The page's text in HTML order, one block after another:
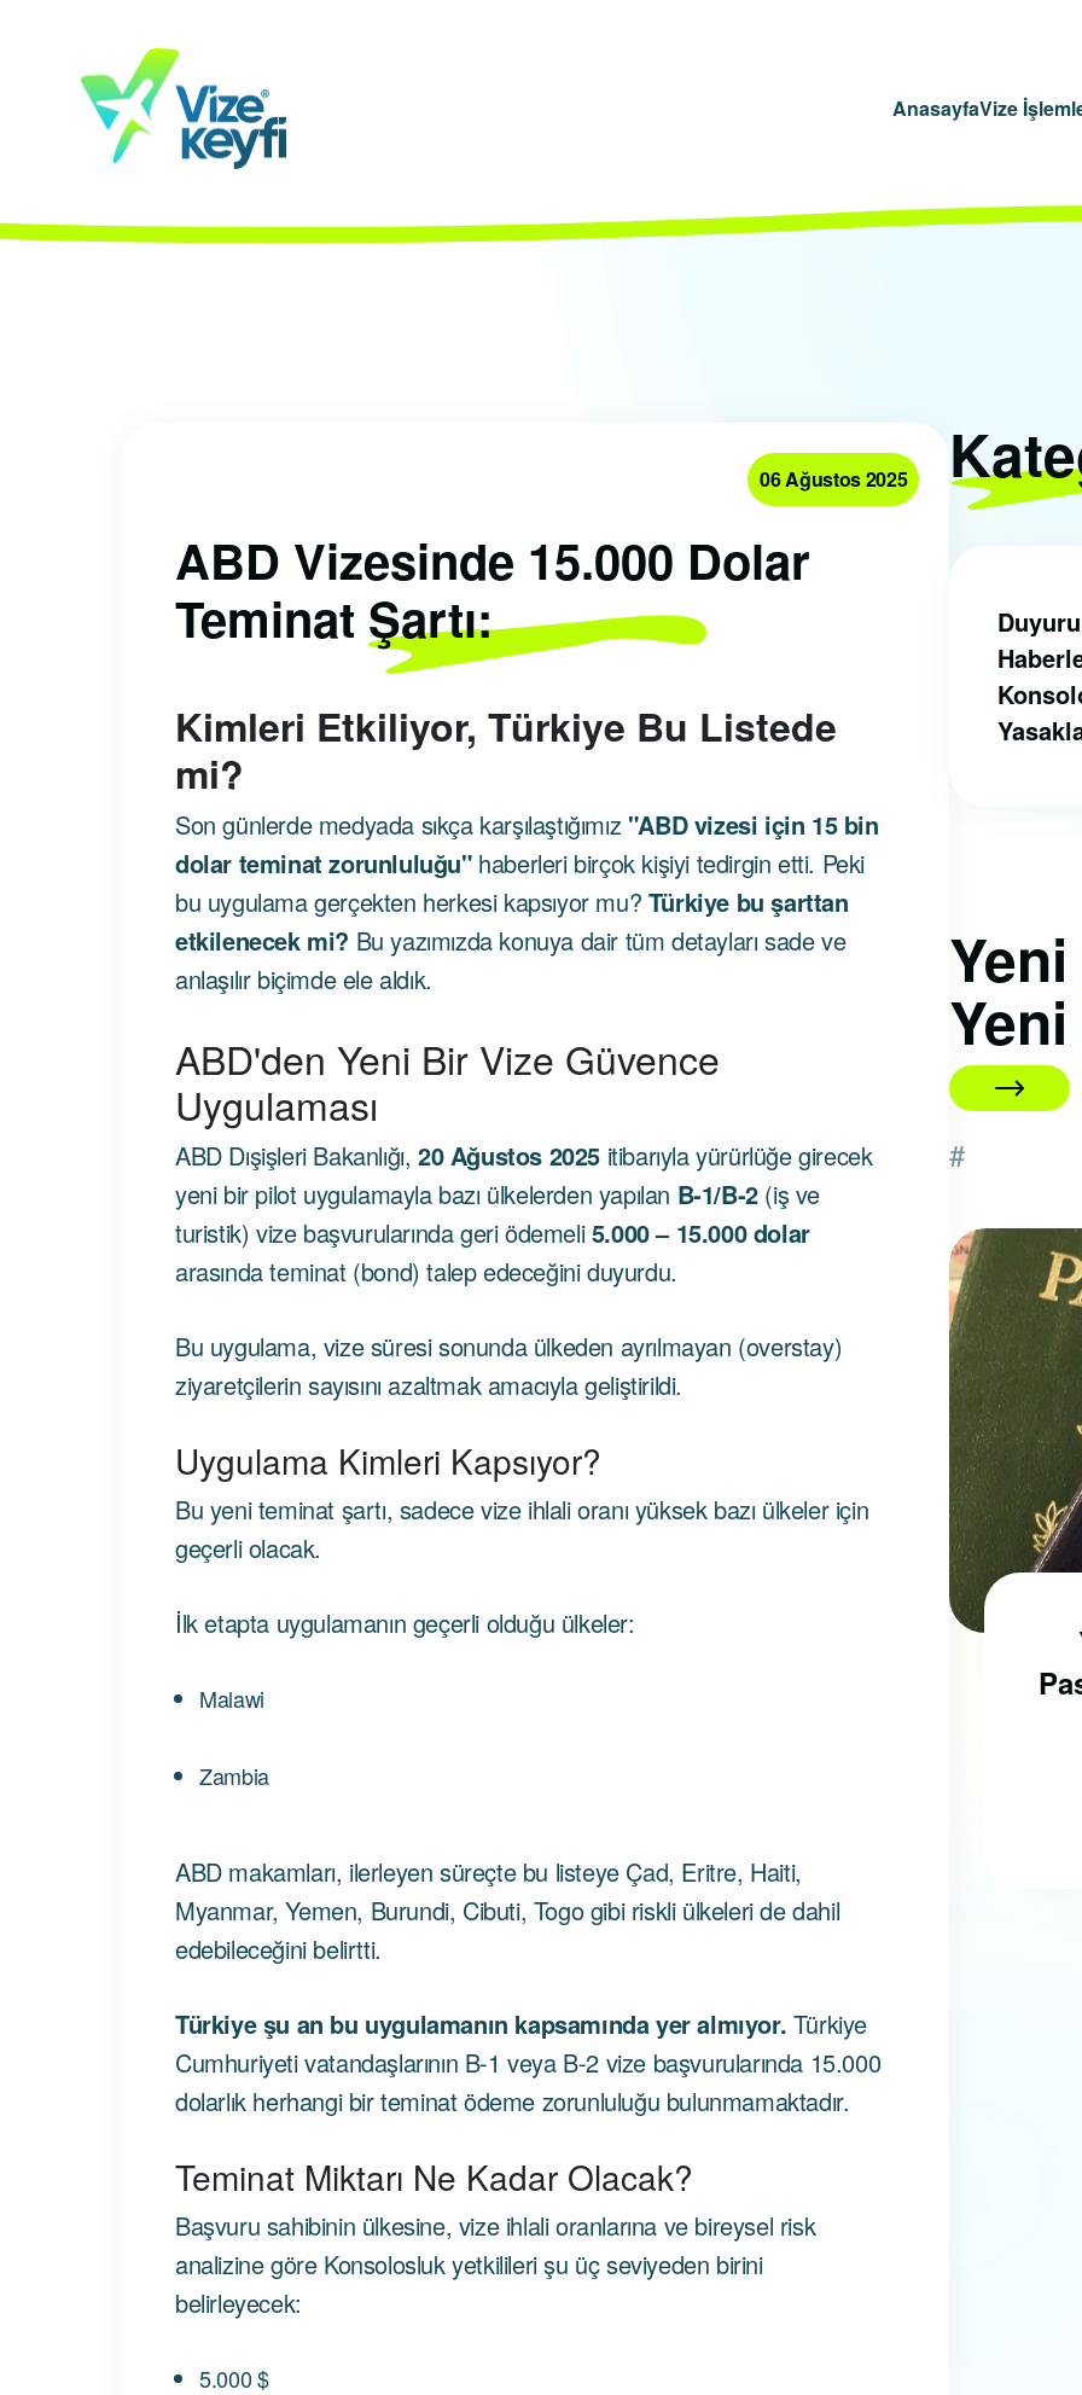
AnasayfaVize
06 Ağustos 2025
ABD Vizesinde 15.000 Dolar
Teminat Şartı:
Kimleri Etkiliyor, Türkiye Bu Listede
mi?
Son günlerde medyada sıkça karşılaştığımız "ABD vizesi için 15 bin
dolar teminat zorunluluğu"haberleri birçok kişiyi tedirgin etti. Peki
bu uygulama gerçekten herkesi kapsıyor mu? Türkiye bu şarttan
etkilenecek mi? Bu yazımızda konuya dair tüm detayları sade ve
anlaşılır biçimde ele aldık.
ABD'den Yeni Bir Vize Güvence
Uygulaması
ABD Dışişleri Bakanlığı, 20 Ağustos 2025 itibarıyla yürürlüğe girecek
yeni bir pilot uygulamayla bazı ülkelerden yapılan B‑1/B‑2(iş ve
turistik) vize başvurularında geri ödemeli5.000 – 15.000 dolar
arasında teminat (bond) talep edeceğini duyurdu.
Bu uygulama, vize süresi sonunda ülkeden ayrılmayan (overstay)
ziyaretçilerin sayısını azaltmak amacıyla geliştirildi.
Uygulama Kimleri Kapsıyor?
Bu yeni teminat şartı, sadece vize ihlali oranı yüksek bazı ülkeler için
geçerli olacak.
İlk etapta uygulamanın geçerli olduğu ülkeler:
Malawi
Zambia
ABD makamları, ilerleyen süreçte bu listeye Çad, Eritre, Haiti,
Myanmar, Yemen, Burundi, Cibuti, Togo gibi riskli ülkeleri de dahil
edebileceğini belirtti.
Türkiye şu an bu uygulamanın kapsamında yer almıyor. Türkiye
Cumhuriyeti vatandaşlarının B-1 veya B-2 vize başvurularında 15.000
dolarlık herhangi bir teminat ödeme zorunluluğu bulunmamaktadır.
Teminat Miktarı Ne Kadar Olacak?
Başvuru sahibinin ülkesine, vize ihlali oranlarına ve bireysel risk
analizine göre Konsolosluk yetkilileri şu üç seviyeden birini
belirleyecek:
5.000 $
Yeni
#
Schengen